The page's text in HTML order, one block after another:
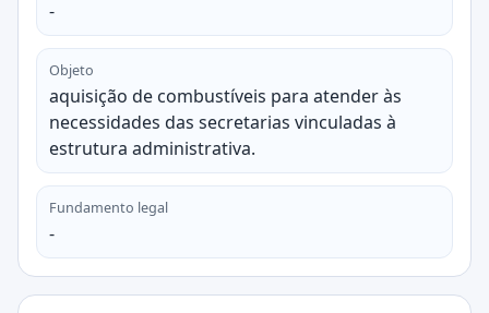
-
Objeto
aquisição de combustíveis para atender às
necessidades das secretarias vinculadas à
estrutura administrativa.
Fundamento legal
-